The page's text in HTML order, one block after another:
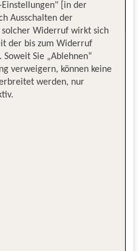
Einstellungen" [in der
Ausschalten der
Widerruf wirkt sich
der bis zum Widerruf
Sie „Ablehnen“
verweigern, können keine
werden, nur